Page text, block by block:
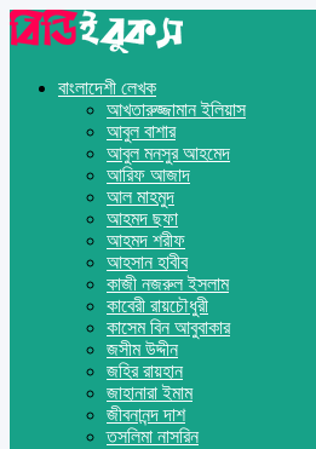
বাংলাদেশী লেখক
আখতারুজ্জামান ইলিয়াস
আবুল বাশার
আবুল মনসুর আহমেদ
আরিফ আজাদ
আল মাহমুদ
আহমদ ছফা
আহমদ শরীফ
আহসান হাবীব
কাজী নজরুল ইসলাম
কাবেরী রায়চৌধুরী
কাসেম বিন আবুবাকার
জসীম উদ্দীন
জহির রায়হান
জাহানারা ইমাম
জীবনানন্দ দাশ
তসলিমা নাসরিন